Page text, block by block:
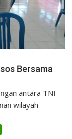
Bersama
antara TNI
wilayah